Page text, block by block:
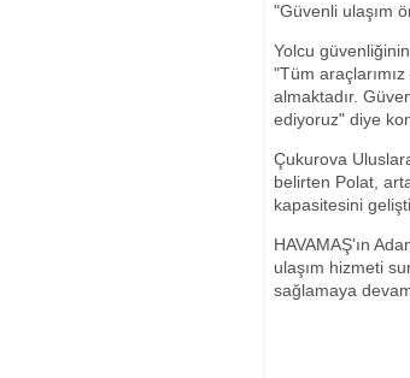
"Güvenli ulaşım
Yolcu
"Tüm
almaktadır.
ediyoruz" diye
Çukurova
belirten Polat,
kapasitesini
HAVAMAŞ'ın
ulaşım hizmeti
sağlamaya